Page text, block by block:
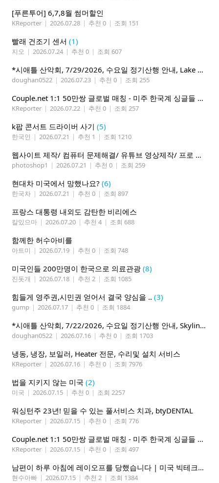
[푸른투어] 6,7,8월 썸머할인
KReporter | 2026.07.28 | 추천 0 | 조회 151
빨래 건조기 센서 (1)
지오 | 2026.07.24 | 추천 0 | 조회 607
*시애틀 산악회, 7/29/2026, 수요일 정기산행 안내, Lake 22*
doughan0522 | 2026.07.23 | 추천 0 | 조회 255
Couple.net 1:1 50만쌍 글로벌 매칭 - 미주 한국계 싱글들 모이세요
KReporter | 2026.07.22 | 추천 0 | 조회 257
k팝 콘서트 드라이버 사기 (5)
한국인 | 2026.07.21 | 추천 1 | 조회 1210
웹사이트 제작/ 컴퓨터 문제해결/ 유튜브 영상제작/ 프로 사진촬영
photoshop1 | 2026.07.21 | 추천 0 | 조회 259
현대차 미국에서 망했나요? (6)
한국차 | 2026.07.21 | 추천 0 | 조회 897
프랑스 대통령 내외도 감탄한 비리에스
칼있으마 | 2026.07.20 | 추천 4 | 조회 688
함께한 허수아비를
아트미 | 2026.07.19 | 추천 0 | 조회 748
미국인들 200만명이 한국으로 의료관광 (8)
진돗개 | 2026.07.18 | 추천 2 | 조회 1085
힘들게 영주권,시민권 얻어서 결국 양심을 .. (3)
gump | 2026.07.17 | 추천 0 | 조회 1884
*시애틀 산악회, 7/22/2026, 수요일 정기산행 안내, Skyline Trail Loop(Mt. Rainier)*
doughan0522 | 2026.07.16 | 추천 0 | 조회 1703
냉동, 냉장, 보일러, Heater 전문, 수리및 설치 서비스
KReporter | 2026.07.16 | 추천 0 | 조회 7976
법을 지키지 않는 미국 (2)
미국 | 2026.07.15 | 추천 0 | 조회 2257
워싱턴주 23년! 믿을 수 있는 풀서비스 치과, btyDENTAL
KReporter | 2026.07.15 | 추천 0 | 조회 776
Couple.net 1:1 50만쌍 글로벌 매칭 - 미주 한국계 싱글들 모이세요
KReporter | 2026.07.15 | 추천 0 | 조회 497
남편이 하루 아침에 레이오프를 당했습니다 | 미국 빅테크의 현실
현수아빠 | 2026.07.15 | 추천 2 | 조회 1384